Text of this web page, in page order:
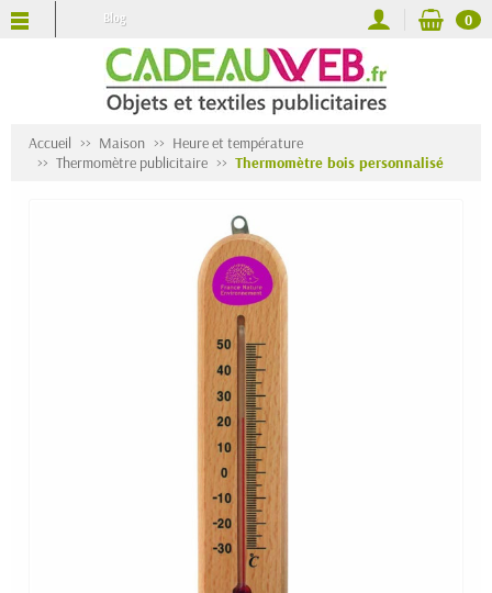
Blog 0
Accueil Maison
Heure et température
Thermomètre publicitaire
Thermomètre bois personnalisé